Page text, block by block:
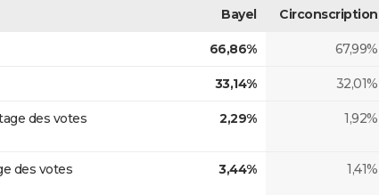
Bayel Circonscription
66,86% 67,99%
33,14% 32,01%
des votes
2,29% 1,92%
des votes
3,44% 1,41%